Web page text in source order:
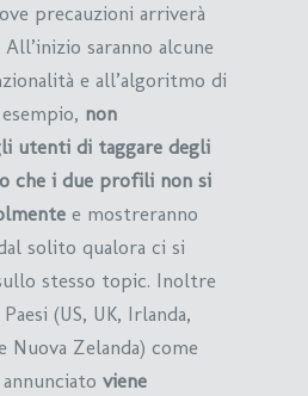
precauzioni arriverà
saranno alcune
e all’algoritmo di
non
utenti di taggare degli
che i due profili non si
e mostreranno
solito qualora ci si
stesso topic. Inoltre
(US, UK, Irlanda,
Nuova Zelanda) come
viene